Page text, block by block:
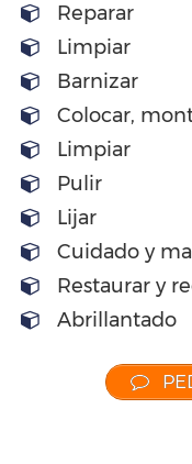
Reparar
Limpiar
Barnizar
Colocar,
Limpiar
Pulir
Lijar
Cuidado y
Restaurar y
Abrillantado